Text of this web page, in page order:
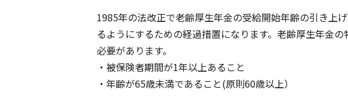
1985年の法改正で老齢厚生年金の受給開始年齢の引き上
るようにするための経過措置になります。老齢厚生年金
必要があります。
・被保険者期間が1年以上あること
・年齢が65歳未満であること(原則60歳以上）